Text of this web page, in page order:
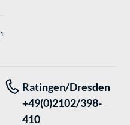
1
Ratingen/Dresden
+49(0)2102/398-
410